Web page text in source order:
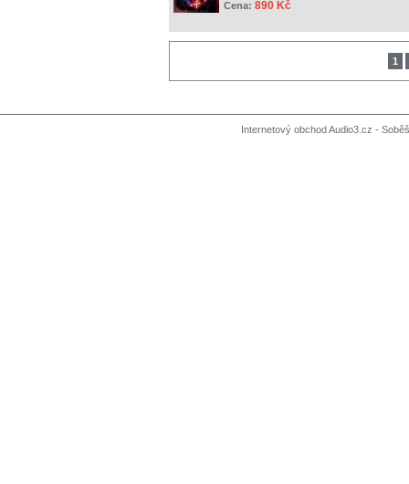
Cena: 890 Kč
1
Internetový obchod Audio3.cz -